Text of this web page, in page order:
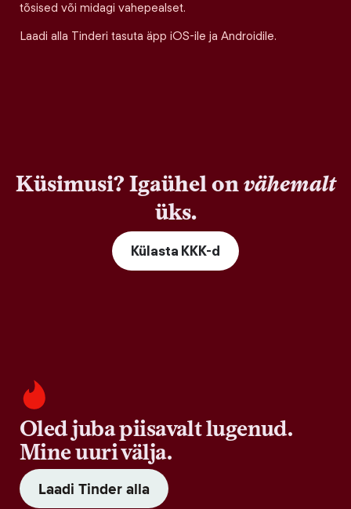
tõsised või midagi vahepealset.
Laadi alla Tinderi tasuta äpp iOS-ile ja Androidile.
Küsimusi? Igaühel onvähemalt
üks.
Külasta KKK-d
Oled juba piisavalt lugenud.
Mine uuri välja.
Laadi Tinder alla